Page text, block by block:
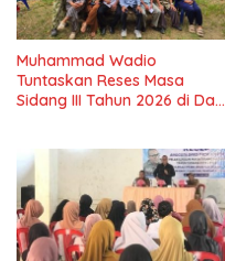
Muhammad Wadio
Tuntaskan Reses Masa
Sidang III Tahun 2026 di Dapil